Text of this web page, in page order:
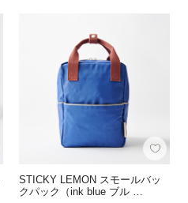
STICKY LEMON スモールバッ
クパック（ink blue ブル …